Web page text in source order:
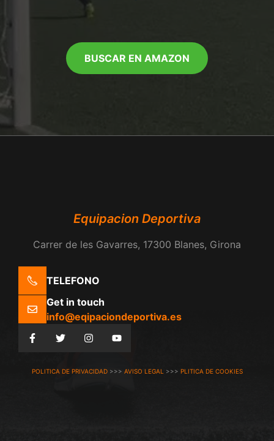
BUSCAR EN AMAZON
Equipacion Deportiva
Carrer de les Gavarres, 17300 Blanes, Girona
TELEFONO
Get in touch
info@eqipaciondeportiva.es
POLITICA DE PRIVACIDAD>>> AVISO LEGAL >>> PLITICA DE COOKIES